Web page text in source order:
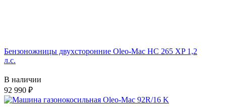
Бензоножницы двухсторонние Oleo-Mac HC 265 XP 1,2
л.с.
В наличии
92 990